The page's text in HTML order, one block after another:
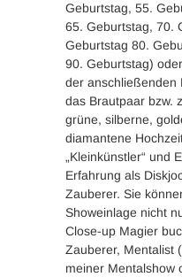
Geburtstag, 55.
65. Geburtstag, 70.
Geburtstag 80.
90. Geburtstag)
der anschließenden
das Brautpaar bzw.
grüne, silberne,
diamantene
„Kleinkünstler“ und
Erfahrung als
Zauberer. Sie
Showeinlage nicht
Close-up Magier
Zauberer, Mentalist
meiner Mentalshow